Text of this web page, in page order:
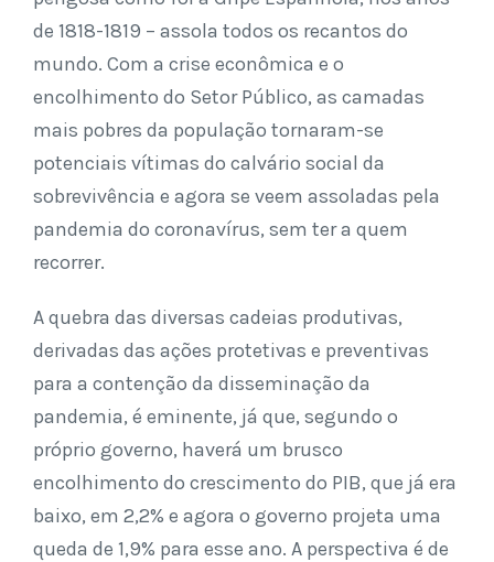
de 1818-1819 – assola todos os recantos do
mundo. Com a crise econômica e o
encolhimento do Setor Público, as camadas
mais pobres da população tornaram-se
potenciais vítimas do calvário social da
sobrevivência e agora se veem assoladas pela
pandemia do coronavírus, sem ter a quem
recorrer.
A quebra das diversas cadeias produtivas,
derivadas das ações protetivas e preventivas
para a contenção da disseminação da
pandemia, é eminente, já que, segundo o
próprio governo, haverá um brusco
encolhimento do crescimento do PIB, que já era
baixo, em 2,2% e agora o governo projeta uma
queda de 1,9% para esse ano. A perspectiva é de